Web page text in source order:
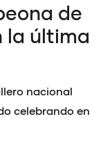
de
la última
nacional
celebrando en